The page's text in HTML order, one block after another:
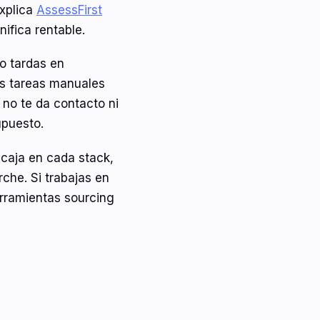
AssessFirst
rentable.
tardas en
tareas manuales
te da contacto ni
en cada stack,
Si trabajas en
sourcing